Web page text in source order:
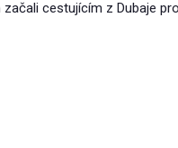
cestujícím z Dubaje